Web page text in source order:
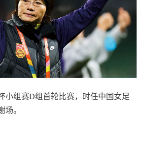
小组赛D组首轮比赛，时任中国女足
场。